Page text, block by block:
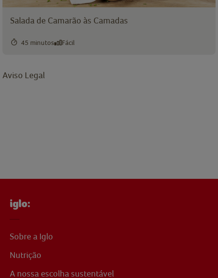
Salada de Camarão às Camadas
45 minutos Fácil
Aviso Legal
iglo:
Sobre a Iglo
Nutrição
A nossa escolha sustentável